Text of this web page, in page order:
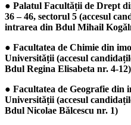
● Palatul Facultății de Drept
36 – 46, sectorul 5 (accesul
intrarea din Bdul Mihail
● Facultatea de Chimie din
Universității (accesul
Bdul Regina Elisabeta nr. 4-12)
● Facultatea de Geografie
Universității (accesul
Bdul Nicolae Bălcescu nr. 1)